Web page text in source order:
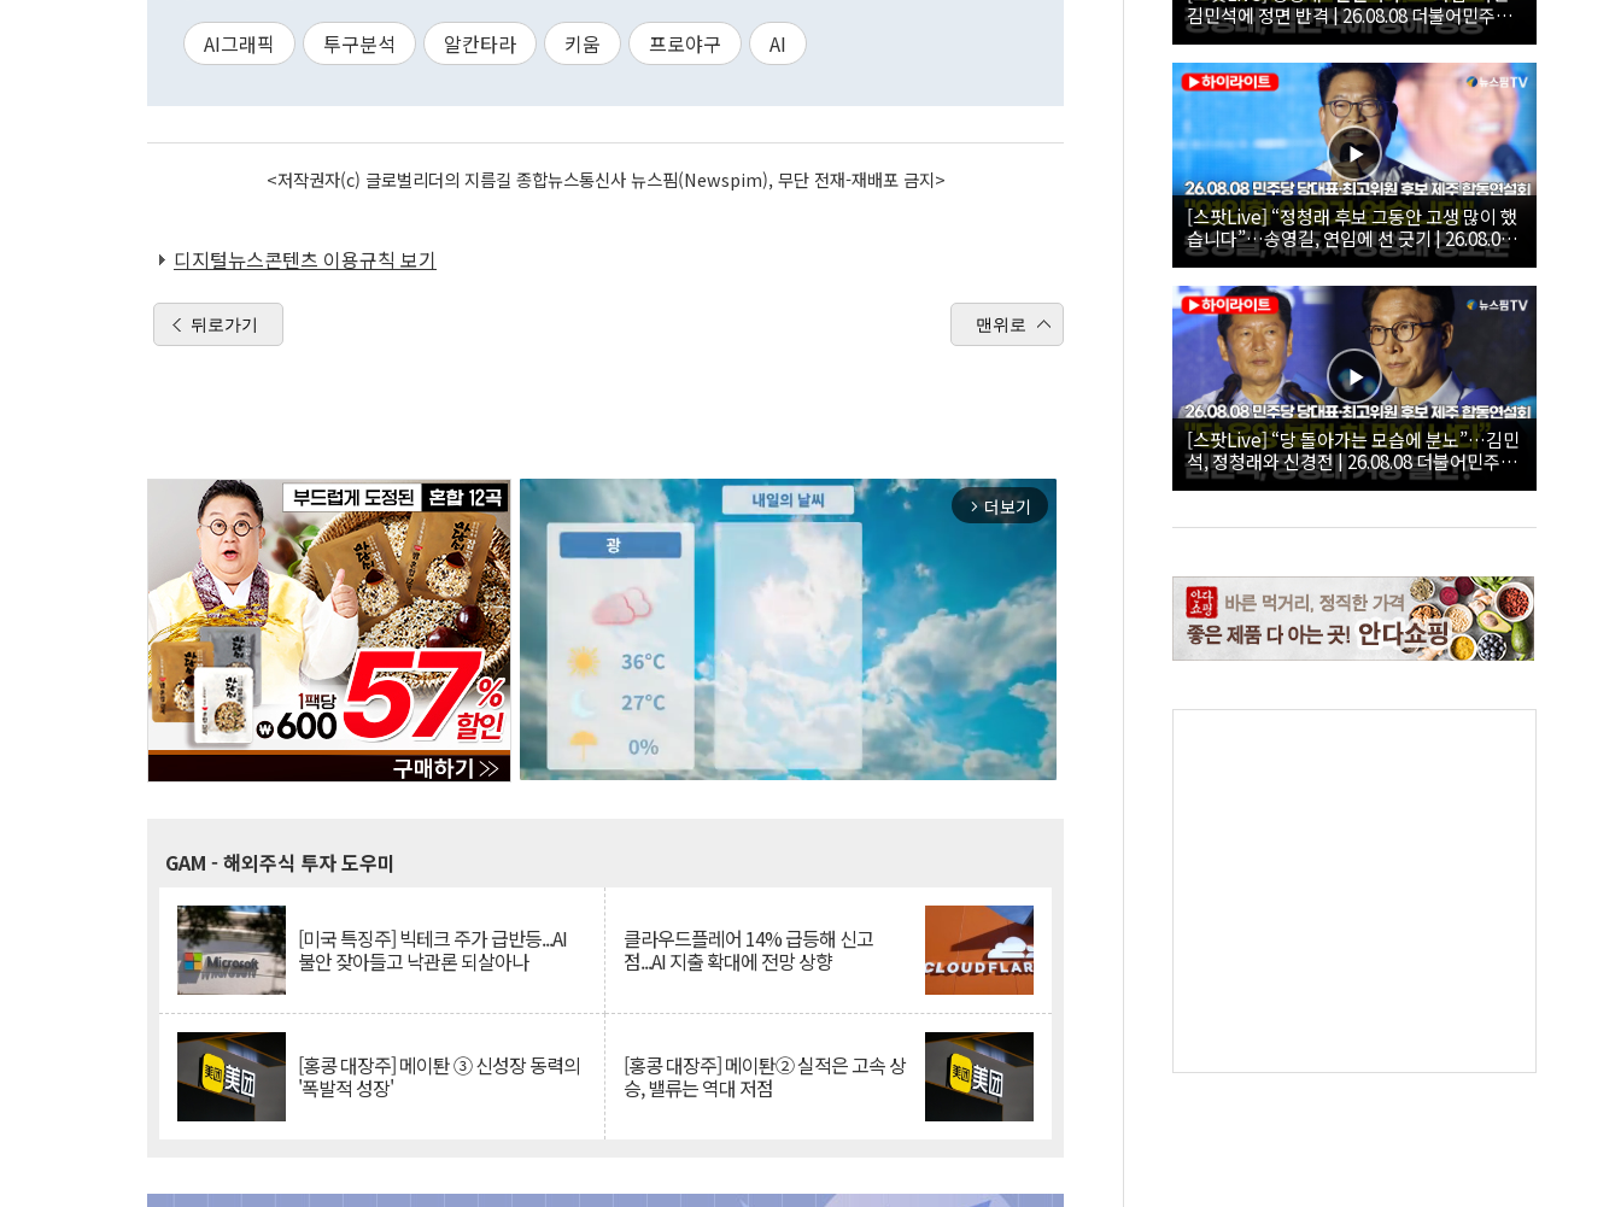
AI그래픽 투구분석 알칸타라 키움 프로야구 AI
<저작권자(c) 글로벌리더의 지름길 종합뉴스통신사 뉴스핌(Newspim), 무단 전재-재배포 금지>
디지털뉴스콘텐츠 이용규칙 보기
뒤로가기 맨위로
arrow_forward_ios 더보기
GAM - 해외주식 투자 도우미
[미국 특징주] 빅테크 주가 급반등...AI
불안 잦아들고 낙관론 되살아나
클라우드플레어 14% 급등해 신고
점...AI 지출 확대에 전망 상향
[홍콩 대장주] 메이퇀 ③ 신성장 동력의
'폭발적 성장'
[홍콩 대장주] 메이퇀② 실적은 고속 상
승, 밸류는 역대 저점
김민석에 정면 반격 | 26.08.08 더불어민주당
당대표·최고위원 후보 제주 합동연설회
[스팟Live] “정청래 후보 그동안 고생 많이 했
습니다”…송영길, 연임에 선 긋기 | 26.08.08
더불어민주당 당대표·최고위원 후보 제주 합
동연설회
[스팟Live] “당 돌아가는 모습에 분노”…김민
석, 정청래와 신경전 | 26.08.08 더불어민주당
당대표·최고위원 후보 제주 합동연설회